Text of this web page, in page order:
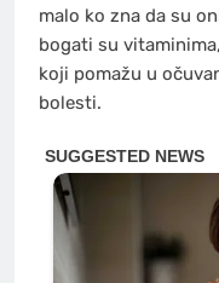
malo ko zna da su
bogati su
koji pomažu u
bolesti.